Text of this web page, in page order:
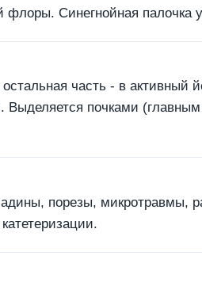
флоры. Синегнойная палочка
часть - в активный
Выделяется почками
порезы, микротравмы,